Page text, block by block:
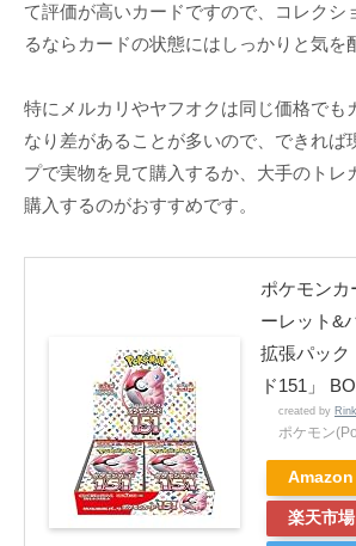
て評価が高いカードですので、コレクシ
るならカードの状態にはしっかりと気を
特にメルカリやヤフオクは同じ価格でも
なり差があることが多いので、できれば
プで実物を見て購入するか、大手のトレ
購入するのがおすすめです。
ポケモンカ
ーレット&
拡張パック
ド151」
created by
ポケモン
Amazon
楽天市場